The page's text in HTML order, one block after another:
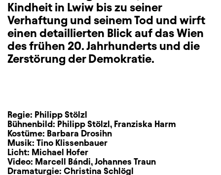
Kindheit in Lwiw bis zu seiner
Verhaftung und seinem Tod und wirft
einen detaillierten Blick auf das Wien
des frühen 20. Jahrhunderts und die
Zerstörung der Demokratie.
Regie: Philipp Stölzl
Bühnenbild: Philipp Stölzl, Franziska Harm
Kostüme: Barbara Drosihn
Musik: Tino Klissenbauer
Licht: Michael Hofer
Video: Marcell Bándi, Johannes Traun
Dramaturgie: Christina Schlögl